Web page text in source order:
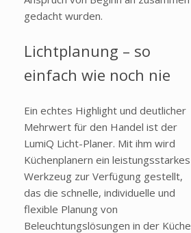
gedacht wurden.
Lichtplanung – so
einfach wie noch nie
Ein echtes Highlight und deutlicher
Mehrwert für den Handel ist der
LumiQ Licht-Planer. Mit ihm wird
Küchenplanern ein leistungsstarkes
Werkzeug zur Verfügung gestellt,
das die schnelle, individuelle und
flexible Planung von
Beleuchtungslösungen in der Küche